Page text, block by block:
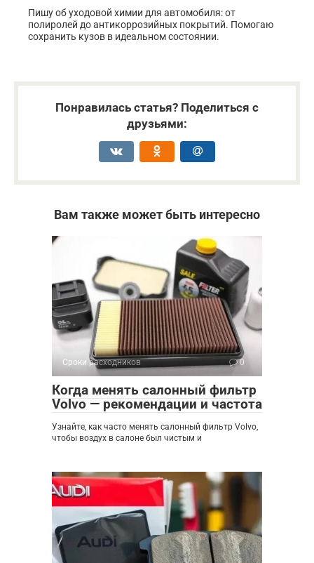
Пишу об уходовой химии для автомобиля: от
полиролей до антикоррозийных покрытий. Помогаю
сохранить кузов в идеальном состоянии.
Понравилась статья? Поделиться с
друзьями:
Вам также может быть интересно
Сроки расходников 0
Когда менять салонный фильтр
Volvo — рекомендации и частота
Узнайте, как часто менять салонный фильтр Volvo,
чтобы воздух в салоне был чистым и